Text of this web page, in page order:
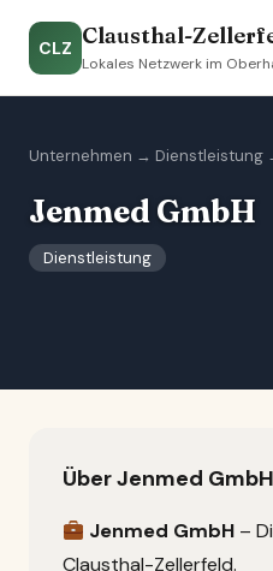
CLZ Clausthal-
Lokales Netzwerk im
Unternehmen → Dienstleistung
Jenmed GmbH
Dienstleistung
Über Jenmed GmbH
Jenmed GmbH –
Clausthal-Zellerfeld.